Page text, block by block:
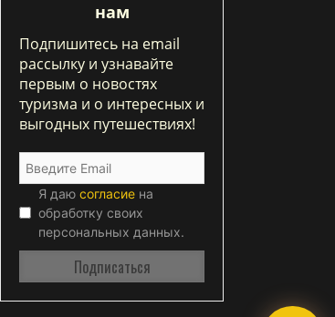
нам
Подпишитесь на email
рассылку и узнавайте
первым о новостях
туризма и о интересных и
выгодных путешествиях!
Я даю согласие на
обработку своих
персональных данных.